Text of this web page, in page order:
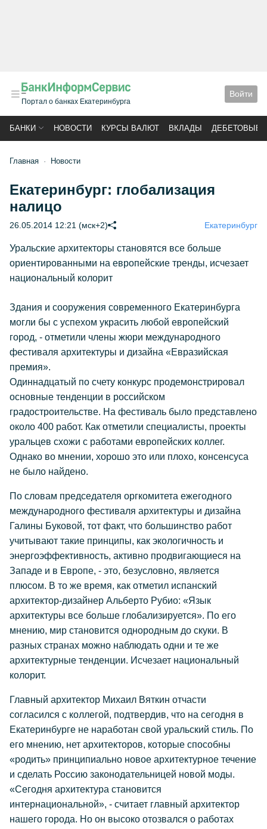
Портал о банках Екатеринбурга
Войти
БАНКИ НОВОСТИ КУРСЫ ВАЛЮТ ВКЛАДЫ ДЕБЕТОВЫЕ
Главная Новости
Екатеринбург: глобализация
налицо
26.05.2014 12:21 (мск+2) Екатеринбург
Уральские архитекторы становятся все больше
ориентированными на европейские тренды, исчезает
национальный колорит
Здания и сооружения современного Екатеринбурга
могли бы с успехом украсить любой европейский
город, - отметили члены жюри международного
фестиваля архитектуры и дизайна «Евразийская
премия».
Одиннадцатый по счету конкурс продемонстрировал
основные тенденции в российском
градостроительстве. На фестиваль было представлено
около 400 работ. Как отметили специалисты, проекты
уральцев схожи с работами европейских коллег.
Однако во мнении, хорошо это или плохо, консенсуса
не было найдено.
По словам председателя оргкомитета ежегодного
международного фестиваля архитектуры и дизайна
Галины Буковой, тот факт, что большинство работ
учитывают такие принципы, как экологичность и
энергоэффективность, активно продвигающиеся на
Западе и в Европе, - это, безусловно, является
плюсом. В то же время, как отметил испанский
архитектор-дизайнер Альберто Рубио: «Язык
архитектуры все больше глобализируется». По его
мнению, мир становится однородным до скуки. В
разных странах можно наблюдать одни и те же
архитектурные тенденции. Исчезает национальный
колорит.
Главный архитектор Михаил Вяткин отчасти
согласился с коллегой, подтвердив, что на сегодня в
Екатеринбурге не наработан свой уральский стиль. По
его мнению, нет архитекторов, которые способны
«родить» принципиально новое архитектурное течение
и сделать Россию законодательницей новой моды.
«Сегодня архитектура становится
интернациональной», - считает главный архитектор
нашего города. Но он высоко отозвался о работах